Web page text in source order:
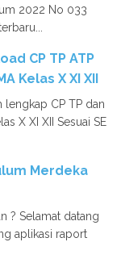
2022 No 033
CP TP ATP
Kelas X XI XII
CP TP dan
X XI XII Sesuai SE
Merdeka
? Selamat datang
aplikasi raport